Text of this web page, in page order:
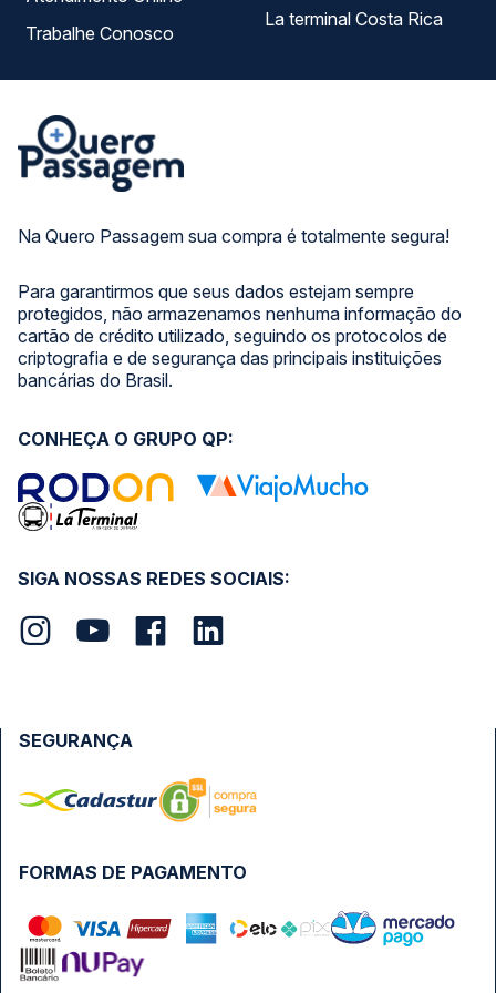
Na Quero Passagem sua compra é totalmente segura!
Para garantirmos que seus dados estejam sempre
protegidos, não armazenamos nenhuma informação do
cartão de crédito utilizado, seguindo os protocolos de
criptografia e de segurança das principais instituições
bancárias do Brasil.
Trabalhe Conosco
La terminal Costa Rica
SIGA NOSSAS REDES SOCIAIS:
CONHEÇA O GRUPO QP:
FORMAS DE PAGAMENTO
SEGURANÇA